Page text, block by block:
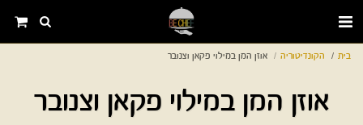
בית הקונדיטוריה אוזן המן במילוי פקאן וצנובר
אוזן המן במילוי פקאן וצנובר